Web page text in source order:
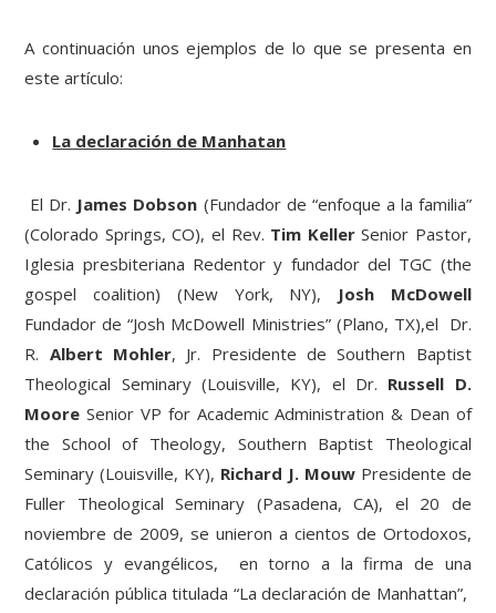
A continuación unos ejemplos de lo que se presenta en
este artículo:
La declaración de Manhatan
El Dr. James Dobson (Fundador de “enfoque a la familia”
(Colorado Springs, CO), el Rev. Tim KellerSenior Pastor,
Iglesia presbiteriana Redentor y fundador del TGC (the
gospel coalition) (New York, NY),
Josh McDowell
Fundador de “Josh McDowell Ministries” (Plano, TX),el Dr.
R. Albert Mohler, Jr. Presidente de Southern Baptist
Theological Seminary (Louisville, KY), el Dr. Russell D.
Moore Senior VP for Academic Administration & Dean of
the School of Theology, Southern Baptist Theological
Seminary (Louisville, KY), Richard J. MouwPresidente de
Fuller Theological Seminary (Pasadena, CA), el 20 de
noviembre de 2009, se unieron a cientos de Ortodoxos,
Católicos y evangélicos, en torno a la firma de una
declaración pública titulada “La declaración de Manhattan”,